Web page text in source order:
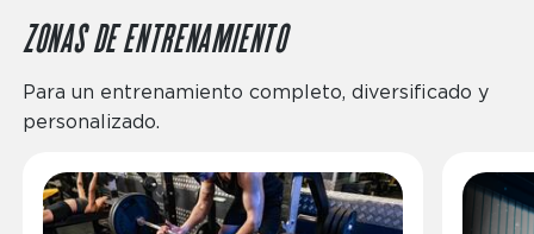
ZONAS DE ENTRENAMIENTO
Para un entrenamiento completo, diversificado y
personalizado.
Imagen Imagen